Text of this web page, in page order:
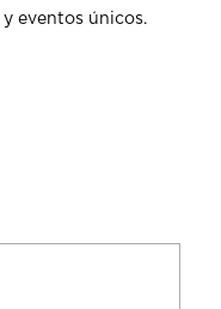
y eventos únicos.